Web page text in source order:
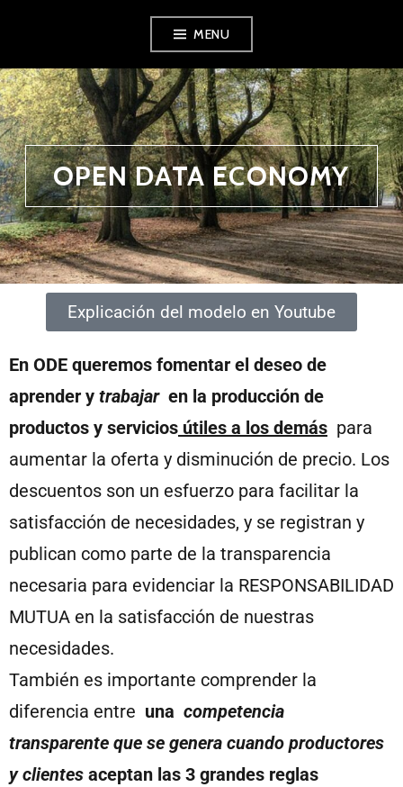
MENU
OPEN DATA ECONOMY
Explicación del modelo en Youtube
En ODE queremos fomentar el deseo de
aprender y trabajar en la producción de
productos y servicios útiles a los demás para
aumentar la oferta y disminución de precio. Los
descuentos son un esfuerzo para facilitar la
satisfacción de necesidades, y se registran y
publican como parte de la transparencia
necesaria para evidenciar la RESPONSABILIDAD
MUTUA en la satisfacción de nuestras
necesidades.
También es importante comprender la
diferencia entre una competencia
transparente que se genera cuando productores
y clientes aceptan las 3 grandes reglas